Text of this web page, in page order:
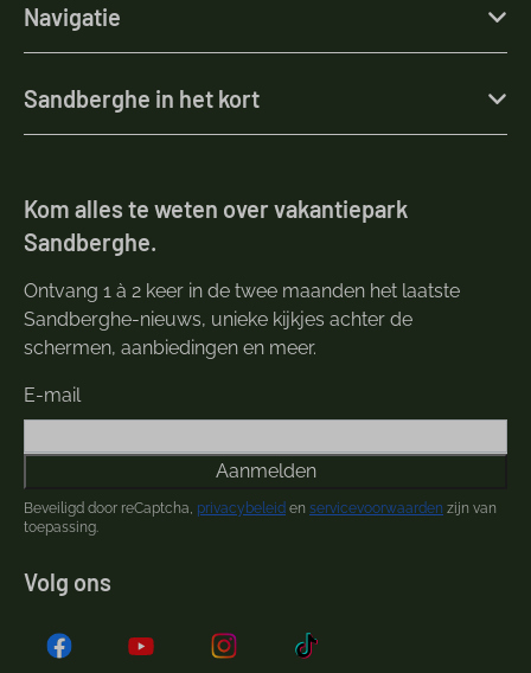
Navigatie
Sandberghe in het kort
Kom alles te weten over vakantiepark
Sandberghe.
Ontvang 1 à 2 keer in de twee maanden het laatste
Sandberghe-nieuws, unieke kijkjes achter de
schermen, aanbiedingen en meer.
E-mail
Aanmelden
Beveiligd door reCaptcha, privacybeleid en servicevoorwaarden zijn van
toepassing.
Volg ons